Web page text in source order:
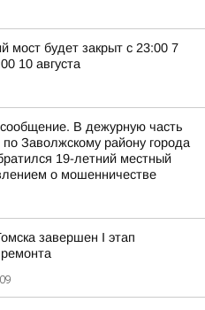
мост будет закрыт с 23:00 7
10 августа
В дежурную часть
Заволжскому району города
19-летний местный
о мошенничестве
завершен I этап